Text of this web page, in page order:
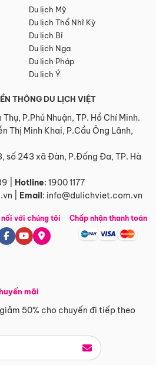
Du lịch Mỹ
Du lịch Thổ Nhĩ Kỳ
Du lịch Bỉ
Du lịch Nga
Du lịch Pháp
Du lịch Ý
THÔNG DU LỊCH VIỆT
P.Phú Nhuận, TP. Hồ Chí Minh.
Thị Minh Khai, P.Cầu Ông Lãnh,
số 243 xã Đàn, P.Đống Đa, TP. Hà
Hotline: 1900 1177
Email: info@dulichviet.com.vn
mãi
50% cho chuyến đi tiếp theo
nối với chúng tôi Chấp nhận thanh toán